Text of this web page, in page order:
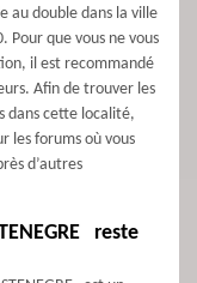
au double dans la ville
Pour que vous ne vous
il est recommandé
Afin de trouver les
dans cette localité,
les forums où vous
d’autres
reste